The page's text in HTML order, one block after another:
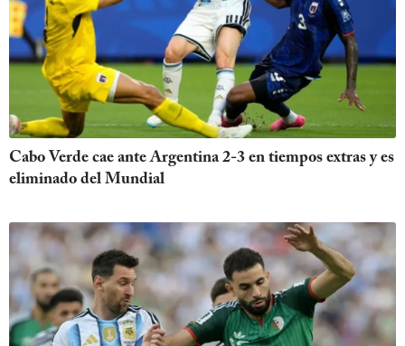
Cabo Verde cae ante Argentina 2-3 en tiempos extras y es
eliminado del Mundial